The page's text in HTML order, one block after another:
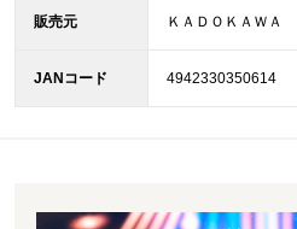
販売元 ＫＡＤＯＫＡＷＡ
JANコード 4942330350614